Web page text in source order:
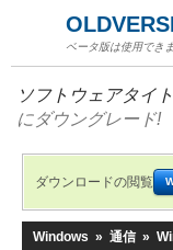
ベータ版は使用でき
ソフトウェアタイ
にダウングレード!
ダウンロードの閲覧
Windows » 通信 »